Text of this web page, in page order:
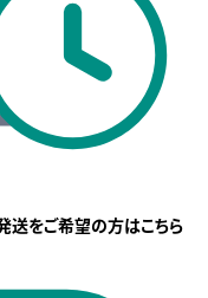
送をご希望の方はこちら